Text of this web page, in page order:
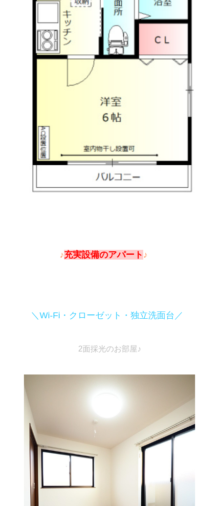
♪充実設備のアパート ♪
＼Wi-Fi・クローゼット・独立洗面台／
2面採光のお部屋♪